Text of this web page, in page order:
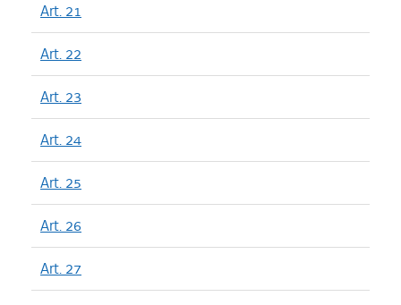
Art. 21
Art. 22
Art. 23
Art. 24
Art. 25
Art. 26
Art. 27